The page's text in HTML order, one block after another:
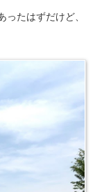
たはずだけど、